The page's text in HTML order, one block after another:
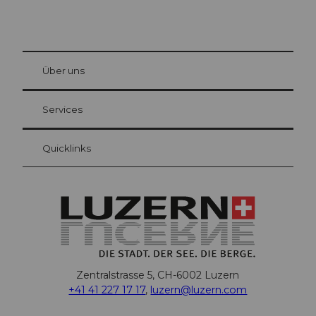
Gästekarte Luzern
Ihre Vorteile als Übernachtungsgast
at Bre
Über uns
Services
Quicklinks
Zentralstrasse 5, CH-6002 Luzern
+41 41 227 17 17, luzern@luzern.com